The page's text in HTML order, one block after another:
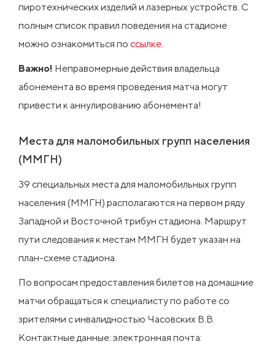
пиротехнических изделий и лазерных устройств. С
полным список правил поведения на стадионе
можно ознакомиться по ссылке.
Важно! Неправомерные действия владельца
абонемента во время проведения матча могут
привести к аннулированию абонемента!
Места для маломобильных групп населения
(ММГН)
39 специальных места для маломобильных групп
населения (ММГН) располагаются на первом ряду
Западной и Восточной трибун стадиона. Маршрут
пути следования к местам ММГН будет указан на
план-схеме стадиона.
По вопросам предоставления билетов на домашние
матчи обращаться к специалисту по работе со
зрителями с инвалидностью Часовских В.В.
Контактные данные: электронная почта: